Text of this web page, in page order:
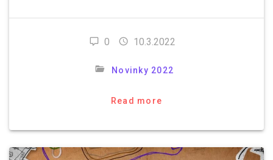
0 10.3.2022
Novinky 2022
Read more